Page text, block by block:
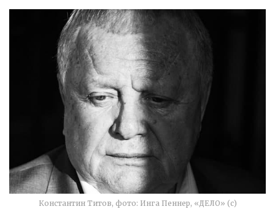
Константин Титов, фото: Инга Пеннер, «ДЕЛО» (с)